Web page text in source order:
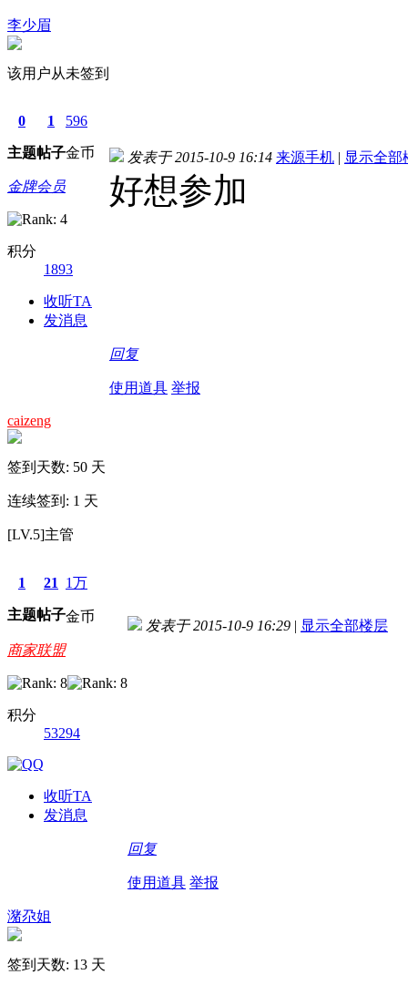
李少眉
该用户从未签到
0
主题
1
帖子
596
金币
金牌会员
积分
1893
收听TA
发消息
发表于 2015-10-9 16:14 来源手机 | 显示全部
好想参加
回复
使用道具 举报
caizeng
签到天数: 50 天
连续签到: 1 天
[LV.5]主管
1
主题
21
帖子
1万
金币
商家联盟
积分
53294
收听TA
发消息
发表于 2015-10-9 16:29 | 显示全部楼层
回复
使用道具 举报
潴尕姐
签到天数: 13 天